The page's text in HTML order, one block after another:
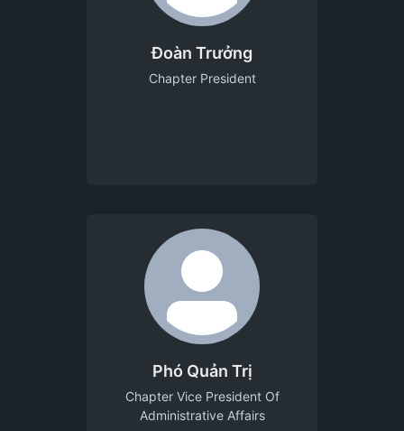
Đoàn Trưởng
Chapter President
Phó Quản Trị
Chapter Vice President Of
Administrative Affairs